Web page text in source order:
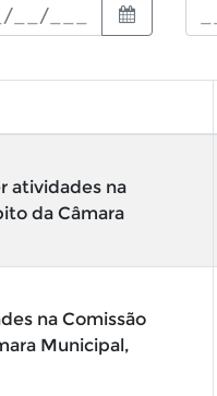
atividades na
da Câmara
na Comissão
Municipal,